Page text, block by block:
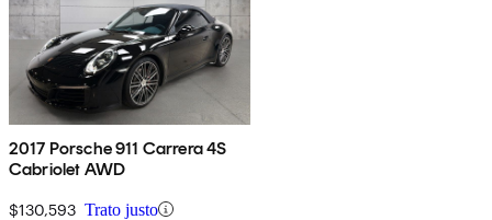
2017 Porsche 911 Carrera 4S
Cabriolet AWD
$130,593 Trato justo